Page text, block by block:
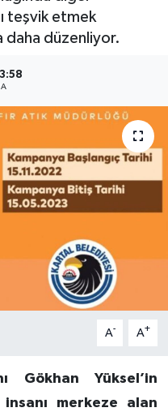
teşvik etmek
daha düzenliyor.
A- A+
Gökhan Yüksel’in
merkeze alan